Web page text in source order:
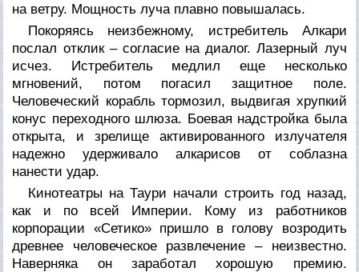
на ветру. Мощность луча плавно повышалась.
Покоряясь неизбежному, истребитель Алкари
послал отклик – согласие на диалог. Лазерный луч
исчез. Истребитель медлил еще несколько
мгновений, потом погасил защитное поле.
Человеческий корабль тормозил, выдвигая хрупкий
конус переходного шлюза. Боевая надстройка была
открыта, и зрелище активированного излучателя
надежно удерживало алкарисов от соблазна
нанести удар.
Кинотеатры на Таури начали строить год назад,
как и по всей Империи. Кому из работников
корпорации «Сетико» пришло в голову возродить
древнее человеческое развлечение – неизвестно.
Наверняка он заработал хорошую премию.